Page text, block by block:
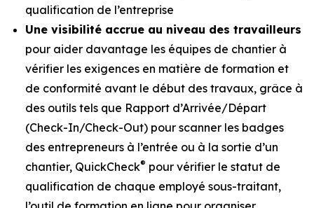
qualification de l’entreprise
Une visibilité accrue au niveau des travailleurs
pour aider davantage les équipes de chantier à
vérifier les exigences en matière de formation et
de conformité avant le début des travaux, grâce à
des outils tels que Rapport d’Arrivée/Départ
(Check-In/Check-Out) pour scanner les badges
des entrepreneurs à l’entrée ou à la sortie d’un
chantier, QuickCheck® pour vérifier le statut de
qualification de chaque employé sous-traitant,